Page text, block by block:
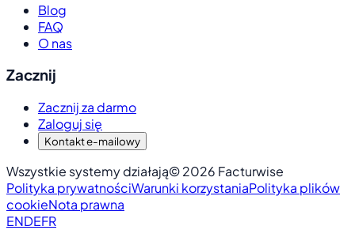
Blog
FAQ
O nas
Zacznij
Zacznij za darmo
Zaloguj się
Kontakt e-mailowy
Wszystkie systemy działają© 2026 Facturwise
Polityka prywatnościWarunki korzystaniaPolityka plików
cookieNota prawna
ENDEFR